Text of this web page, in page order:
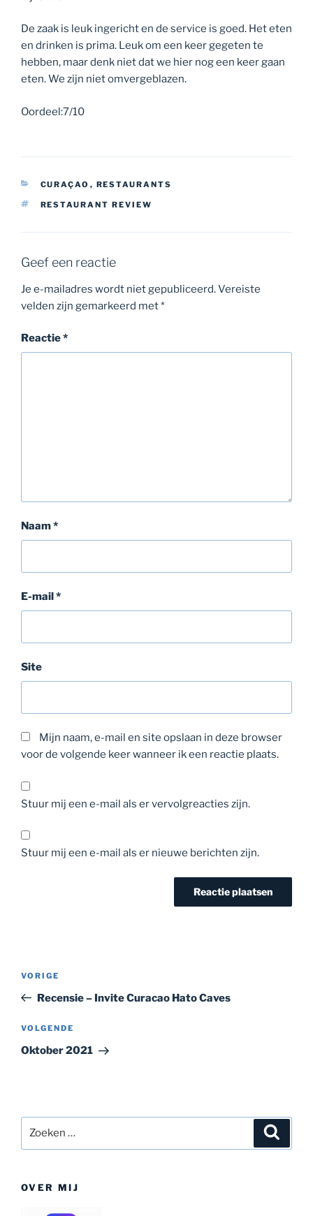
De zaak is leuk ingericht en de service is goed. Het eten
en drinken is prima. Leuk om een keer gegeten te
hebben, maar denk niet dat we hier nog een keer gaan
eten. We zijn niet omvergeblazen.
Oordeel:7/10
CATEGORIEËN
CURAÇAO , RESTAURANTS
TAGS
RESTAURANT REVIEW
Geef een reactie
Je e-mailadres wordt niet gepubliceerd.Vereiste
velden zijn gemarkeerd met*
Reactie*
Naam*
E-mail*
Site
Mijn naam, e-mail en site opslaan in deze browser
voor de volgende keer wanneer ik een reactie plaats.
Stuur mij een e-mail als er vervolgreacties zijn.
Stuur mij een e-mail als er nieuwe berichten zijn.
Vorig
bericht
VORIGE
Recensie – Invite Curacao Hato Caves
Volgend
bericht
VOLGENDE
Oktober 2021
naar:
OVER MIJ